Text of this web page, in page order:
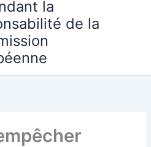
la
de la